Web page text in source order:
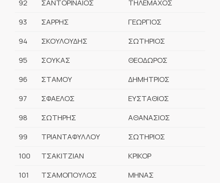
92
ΣΑΝΤΟΡΙΝΑΙΟΣ
ΤΗΛΕΜΑΧΟΣ
93
ΣΑΡΡΗΣ
ΓΕΩΡΓΙΟΣ
94
ΣΚΟΥΛΟΥΔΗΣ
ΣΩΤΗΡΙΟΣ
95
ΣΟΥΚΑΣ
ΘΕΟΔΩΡΟΣ
96
ΣΤΑΜΟΥ
ΔΗΜΗΤΡΙΟΣ
97
ΣΦΑΕΛΟΣ
ΕΥΣΤΑΘΙΟΣ
98
ΣΩΤΗΡΗΣ
ΑΘΑΝΑΣΙΟΣ
99
ΤΡΙΑΝΤΑΦΥΛΛΟΥ
ΣΩΤΗΡΙΟΣ
100
ΤΣΑΚΙΤΖΙΑΝ
ΚΡΙΚΟΡ
101
ΤΣΑΜΟΠΟΥΛΟΣ
ΜΗΝΑΣ